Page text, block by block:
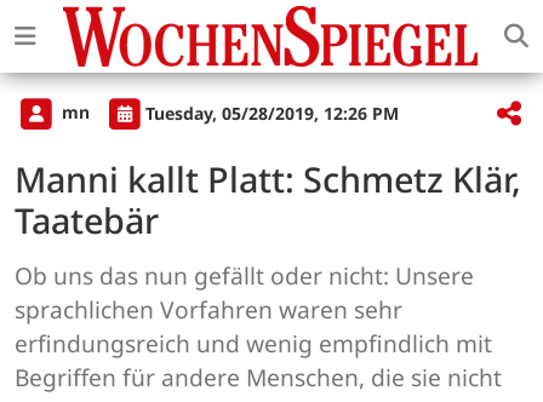
mn Tuesday, 05/28/2019, 12:26 PM
Manni kallt Platt: Schmetz Klär,
Taatebär
Ob uns das nun gefällt oder nicht: Unsere
sprachlichen Vorfahren waren sehr
erfindungsreich und wenig empfindlich mit
Begriffen für andere Menschen, die sie nicht